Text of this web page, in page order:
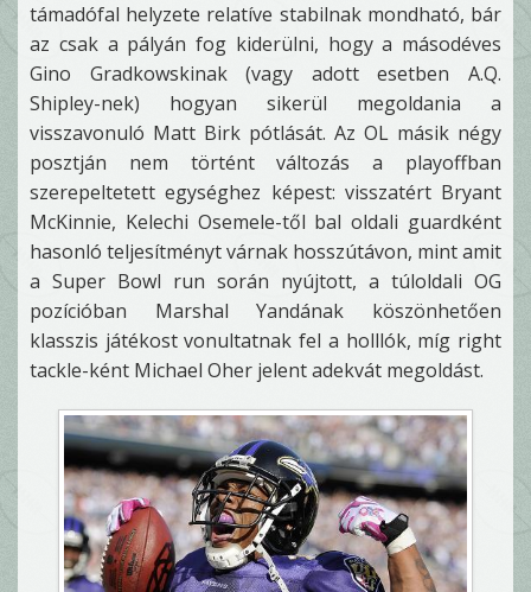
támadófal helyzete relatíve stabilnak mondható, bár
az csak a pályán fog kiderülni, hogy a másodéves
Gino Gradkowskinak (vagy adott esetben A.Q.
Shipley-nek) hogyan sikerül megoldania a
visszavonuló Matt Birk pótlását. Az OL másik négy
posztján nem történt változás a playoffban
szerepeltetett egységhez képest: visszatért Bryant
McKinnie, Kelechi Osemele-től bal oldali guardként
hasonló teljesítményt várnak hosszútávon, mint amit
a Super Bowl run során nyújtott, a túloldali OG
pozícióban Marshal Yandának köszönhetően
klasszis játékost vonultatnak fel a holllók, míg right
tackle-ként Michael Oher jelent adekvát megoldást.